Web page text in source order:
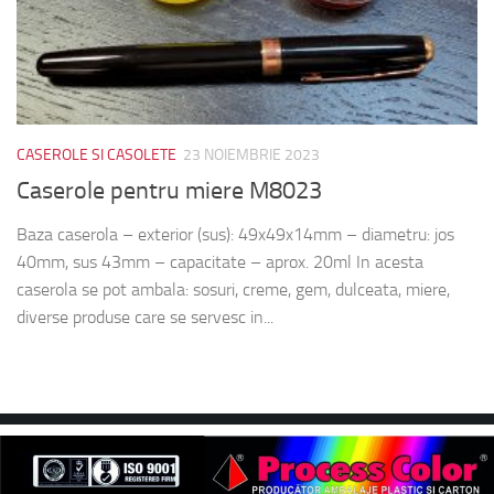
CASEROLE SI CASOLETE 23 NOIEMBRIE 2023
Caserole pentru miere M8023
Baza caserola – exterior (sus): 49x49x14mm – diametru: jos
40mm, sus 43mm – capacitate – aprox. 20ml In acesta
caserola se pot ambala: sosuri, creme, gem, dulceata, miere,
diverse produse care se servesc in...